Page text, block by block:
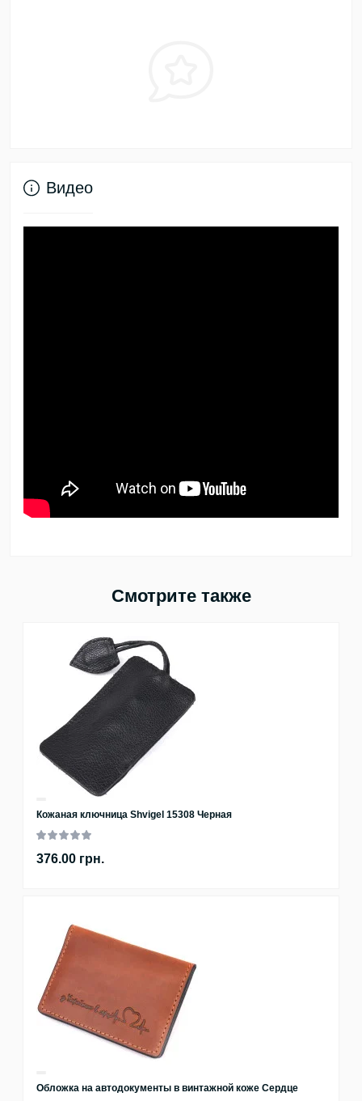
Видео
Смотрите также
Кожаная ключница Shvigel 15308 Черная
376.00 грн.
Обложка на автодокументы в винтажной коже Сердце